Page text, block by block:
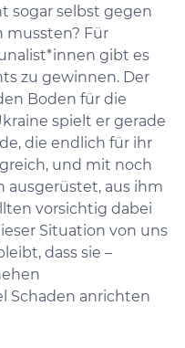
sogar selbst gegen
mussten? Für
gibt es
zu gewinnen. Der
Boden für die
spielt er gerade
die endlich für ihr
und mit noch
ausgerüstet, aus ihm
vorsichtig dabei
Situation von uns
dass sie –
Schaden anrichten